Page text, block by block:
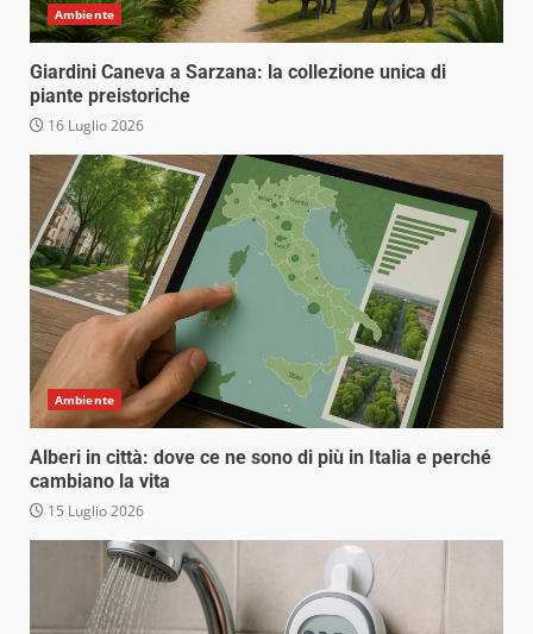
Ambiente
Giardini Caneva a Sarzana: la collezione unica di
piante preistoriche
16 Luglio 2026
Ambiente
Alberi in città: dove ce ne sono di più in Italia e perché
cambiano la vita
15 Luglio 2026